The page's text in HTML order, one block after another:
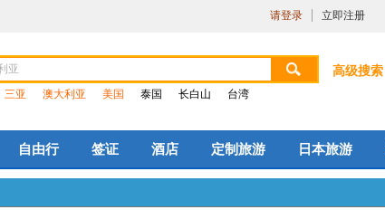
请登录 立即注册
三亚 澳大利亚 美国 泰国 长白山 台湾
高级搜索
自由行 签证 酒店 定制旅游 日本旅游